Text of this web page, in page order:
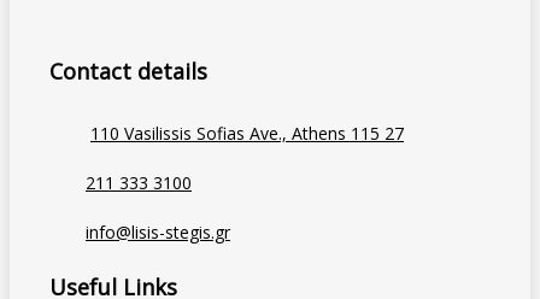
Contact details
110 Vasilissis Sofias Ave., Athens 115 27
211 333 3100
info@lisis-stegis.gr
Useful Links